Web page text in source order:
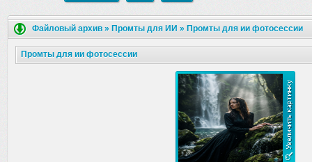
Файловый архив » Промты для ИИ » Промты для ии фотосессии
Промты для ии фотосессии